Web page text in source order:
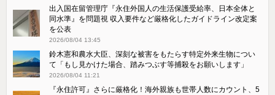
出入国在留管理庁『永住外国人の生活保護受給率、日本全体と
同水準』を問題視 収入要件など厳格化したガイドライン改定案
を公表
2026/08/04 13:45
鈴木憲和農水大臣、深刻な被害をもたらす特定外来生物につい
て「もし見かけた場合、踏みつぶす等捕殺をお願いします」
2026/08/04 11:21
『永住許可』さらに厳格化！海外親族も世帯人数にカウント、5